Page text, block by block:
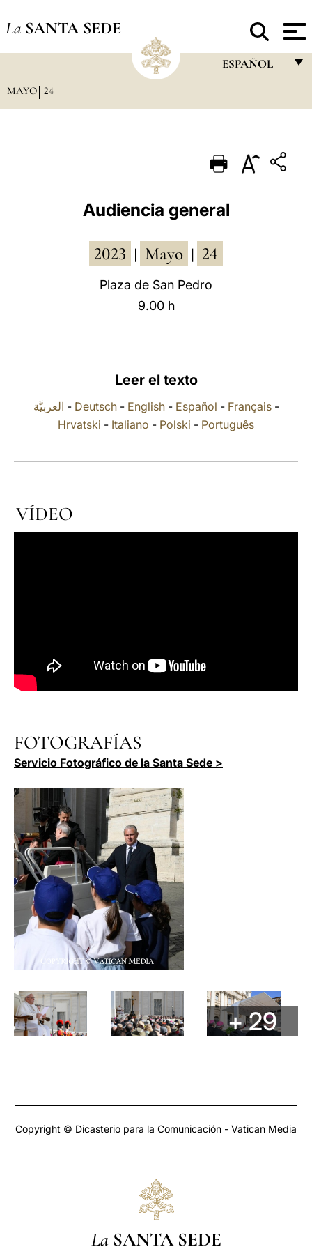
La SANTA SEDE
ESPAÑOL
PORTUGUÊS
ESPAÑOL
MAYO 24
Audiencia general
2023 Mayo 24
Plaza de San Pedro
9.00 h
Leer el texto
العربيَّة - Deutsch- English- Español - Français-
Hrvatski - Italiano - Polski - Português
VÍDEO
FOTOGRAFÍAS
Servicio Fotográfico de la Santa Sede >
+ 29
Copyright © Dicasterio para la Comunicación - Vatican Media
La SANTA SEDE